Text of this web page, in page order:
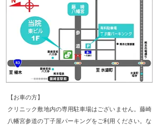
【お車の方】
クリニック敷地内の専用駐車場はございません。藤崎
八幡宮参道の丁子屋パーキングをご利用ください。な